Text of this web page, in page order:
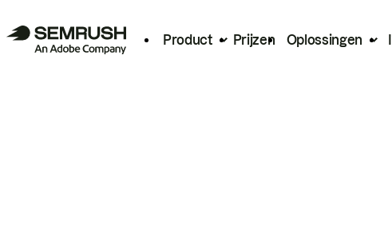
Product Prijzen Oplossingen